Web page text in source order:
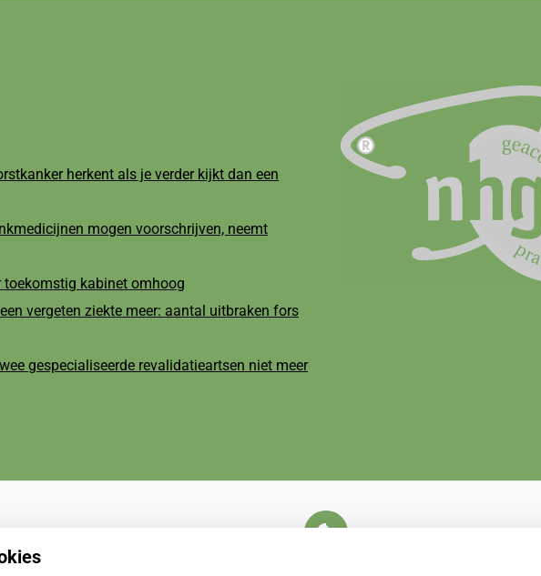
herkent als je verder kijkt dan een
mogen voorschrijven, neemt
toekomstig kabinet omhoog
vergeten ziekte meer: aantal uitbraken fors
gespecialiseerde revalidatieartsen niet meer